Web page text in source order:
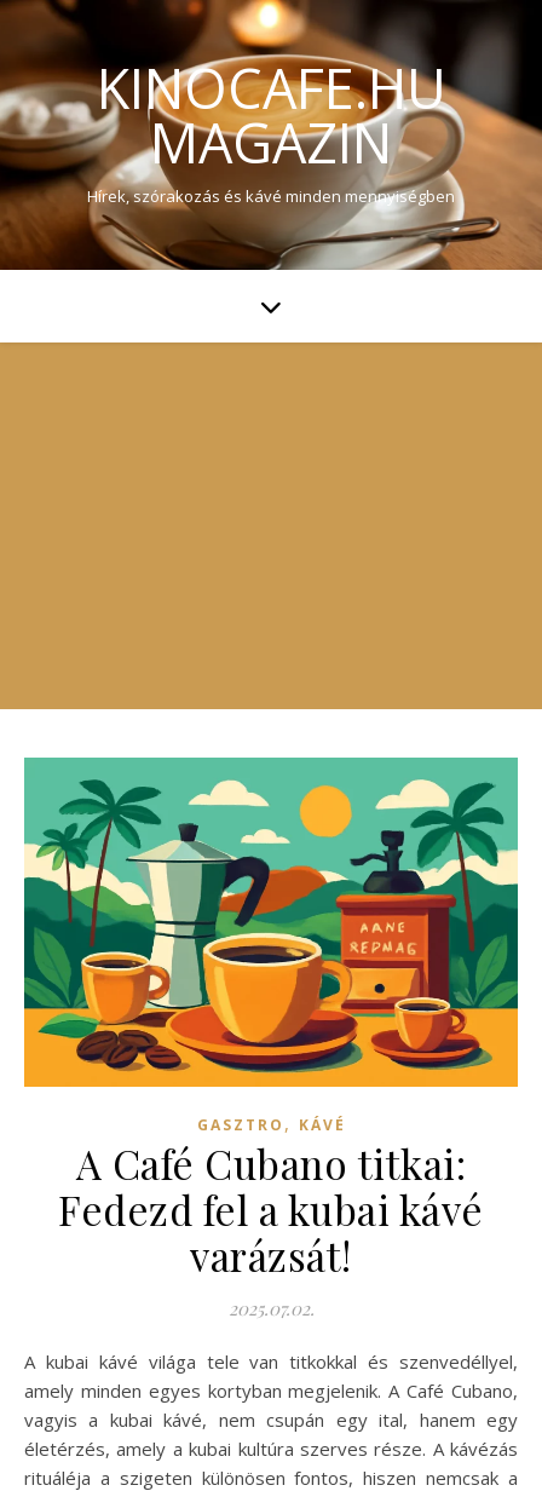
KINOCAFE.HU
MAGAZIN
Hírek, szórakozás és kávé minden mennyiségben
GASZTRO , KÁVÉ
A Café Cubano titkai:
Fedezd fel a kubai kávé
varázsát!
2025.07.02.
A kubai kávé világa tele van titkokkal és szenvedéllyel,
amely minden egyes kortyban megjelenik. A Café Cubano,
vagyis a kubai kávé, nem csupán egy ital, hanem egy
életérzés, amely a kubai kultúra szerves része. A kávézás
rituáléja a szigeten különösen fontos, hiszen nemcsak a